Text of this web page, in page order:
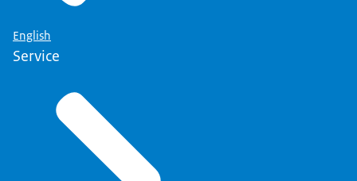
English
Service